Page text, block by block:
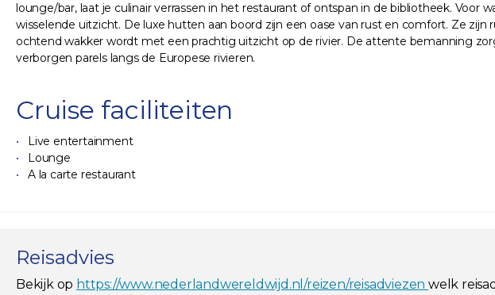
lounge/bar, laat je culinair verrassen in het restaurant of ontspan in de bibliotheek.
wisselende uitzicht. De luxe hutten aan boord zijn een oase van rust en comfort. Ze
ochtend wakker wordt met een prachtig uitzicht op de rivier. De attente bemanning
verborgen parels langs de Europese rivieren.
Cruise faciliteiten
Live entertainment
Lounge
A la carte restaurant
Reisadvies
Bekijk op https://www.nederlandwereldwijd.nl/reizen/reisadviezen welk